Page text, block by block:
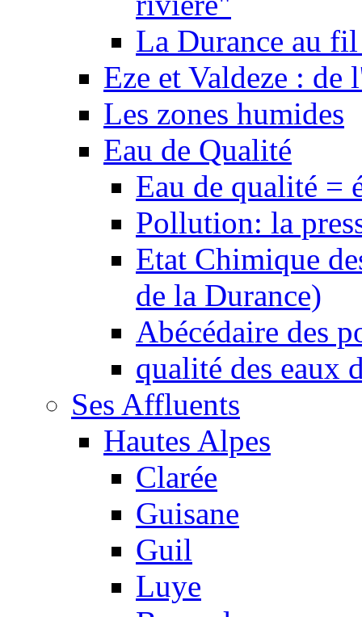
La Durance au
Eze et Valdeze : de
Les zones humides
Eau de Qualité
Eau de qualité =
Pollution: la
Etat Chimique
de la Durance)
Abécédaire des
qualité des eaux
Ses Affluents
Hautes Alpes
Clarée
Guisane
Guil
Luye